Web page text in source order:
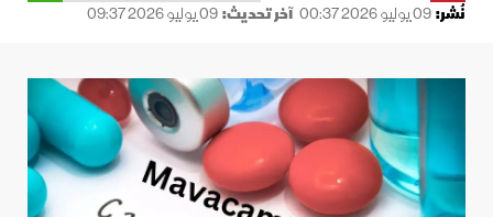
نُشر:09 يوليو 2026 00:37 آخر تحديث:09 يوليو 2026 09:37